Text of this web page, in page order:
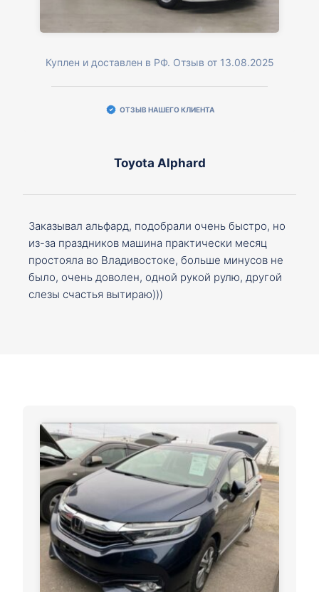
Куплен и доставлен в РФ. Отзыв от 13.08.2025
ОТЗЫВ НАШЕГО КЛИЕНТА
Toyota Alphard
Заказывал альфард, подобрали очень быстро, но
из-за праздников машина практически месяц
простояла во Владивостоке, больше минусов не
было, очень доволен, одной рукой рулю, другой
слезы счастья вытираю)))